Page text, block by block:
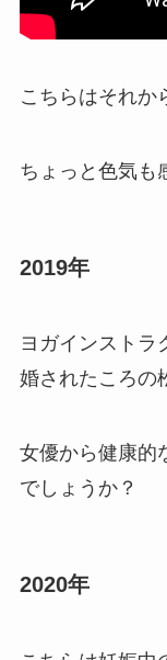
こちらはそれか
ちょっと色気も
2019年
ヨガインストラ
婚されたころの
女優から健康的
でしょうか？
2020年